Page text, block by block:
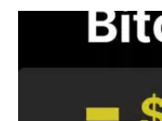
Bitcoin stagne à